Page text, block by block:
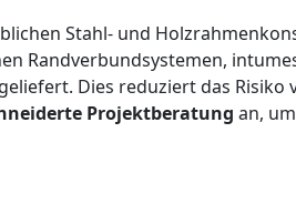
Stahl- und
Randverbundsystemen,
Dies reduziert das
Projektberatung an,